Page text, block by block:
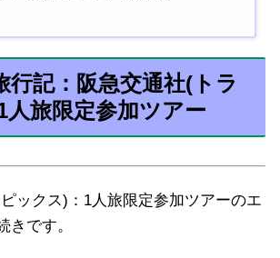
行記：阪急交通社(トラ
人旅限定参加ツアー
ックス)：1人旅限定参加ツアーのエ
きです。